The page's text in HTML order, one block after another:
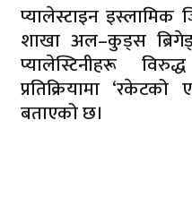
प्यालेस्टाइन
शाखा अल–कुड्स
प्यालेस्टिनीहरू
प्रतिक्रियामा
बताएको छ।